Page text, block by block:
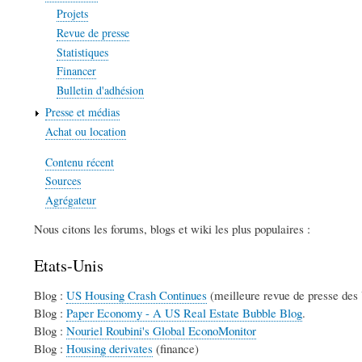
Projets
Revue de presse
Statistiques
Financer
Bulletin d'adhésion
Presse et médias
Achat ou location
Contenu récent
Sources
Agrégateur
Nous citons les forums, blogs et wiki les plus populaires :
Etats-Unis
Blog : US Housing Crash Continues (meilleure revue de presse
Blog : Paper Economy - A US Real Estate Bubble Blog.
Blog : Nouriel Roubini's Global EconoMonitor
Blog : Housing derivates (finance)